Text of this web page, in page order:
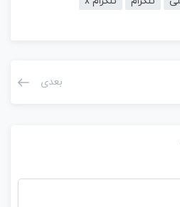
بعدی